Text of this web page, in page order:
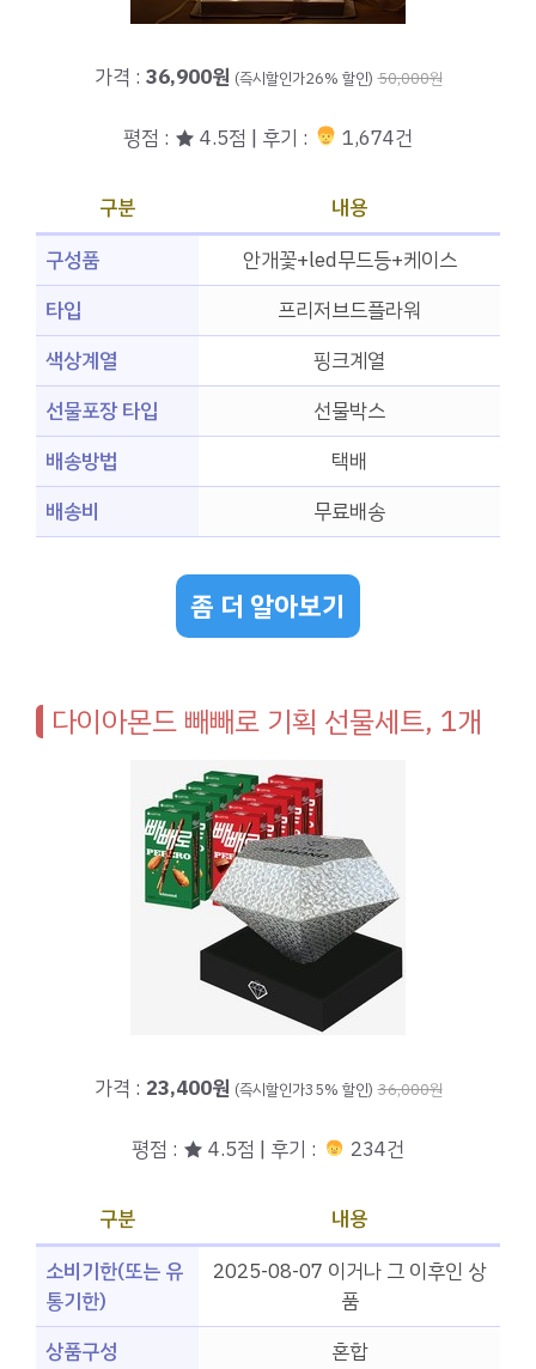
가격 : 36,900원 (즉시할인가26% 할인) 50,000원
평점 : ★ 4.5점 | 후기 : 1,674건
구분
내용
구성품
안개꽃+led무드등+케이스
타입
프리저브드플라워
색상계열
핑크계열
선물포장 타입
선물박스
배송방법
택배
배송비
무료배송
좀 더 알아보기
다이아몬드 빼빼로 기획 선물세트, 1개
가격 : 23,400원 (즉시할인가35% 할인) 36,000원
평점 : ★ 4.5점 | 후기 : 234건
구분
내용
소비기한(또는 유
통기한)
2025-08-07 이거나 그 이후인 상
품
상품구성
혼합